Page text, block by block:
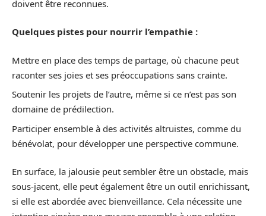
doivent être reconnues.
Quelques pistes pour nourrir l’empathie :
Mettre en place des temps de partage, où chacune peut
raconter ses joies et ses préoccupations sans crainte.
Soutenir les projets de l’autre, même si ce n’est pas son
domaine de prédilection.
Participer ensemble à des activités altruistes, comme du
bénévolat, pour développer une perspective commune.
En surface, la jalousie peut sembler être un obstacle, mais
sous-jacent, elle peut également être un outil enrichissant,
si elle est abordée avec bienveillance. Cela nécessite une